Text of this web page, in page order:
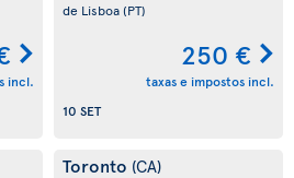
incl.
de Lisboa(PT)
250 €
taxas e impostos incl.
10 SET
Toronto (CA)